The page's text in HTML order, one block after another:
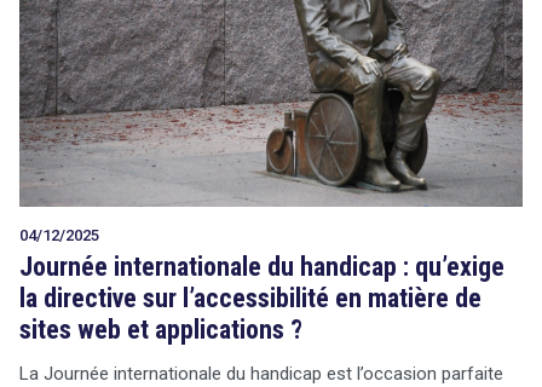
04/12/2025
Journée internationale du handicap : qu’exige
la directive sur l’accessibilité en matière de
sites web et applications ?
La Journée internationale du handicap est l’occasion parfaite